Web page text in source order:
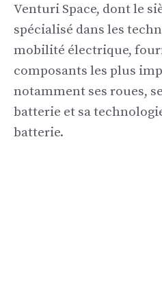
Venturi Space, dont le
spécialisé dans les
mobilité électrique,
composants les plus
notamment ses roues,
batterie et sa
batterie.